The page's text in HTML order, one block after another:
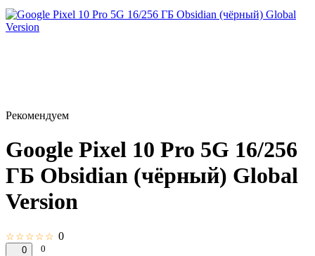
Рекомендуем
Google Pixel 10 Pro 5G 16/256
ГБ Obsidian (чёрный) Global
Version
☆☆☆☆☆ 0
0 0